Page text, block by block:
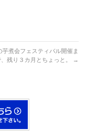
芋煮会フェスティバル開催ま
、残り３カ月とちょっと。
→